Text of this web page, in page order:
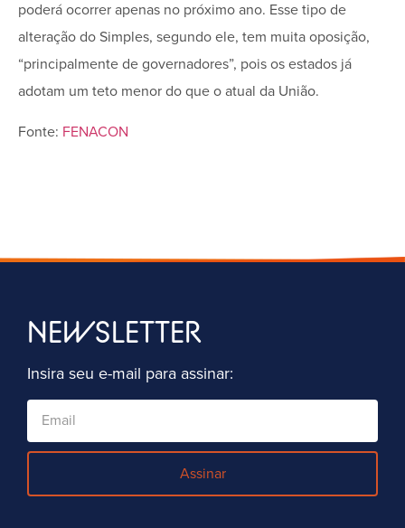
poderá ocorrer apenas no próximo ano. Esse tipo de
alteração do Simples, segundo ele, tem muita oposição,
“principalmente de governadores”, pois os estados já
adotam um teto menor do que o atual da União.
Fonte: FENACON
NEWSLETTER
Insira seu e-mail para assinar:
Assinar